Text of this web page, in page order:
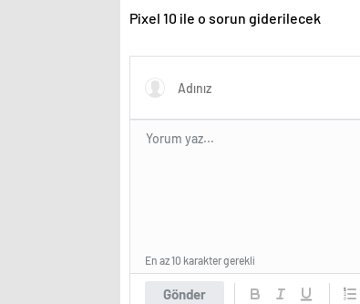
Pixel 10 ile o sorun giderilecek
Gönder
En az 10 karakter gerekli